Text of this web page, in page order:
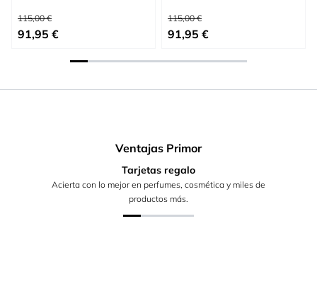
Precio habitual
115,00 €
Precio especial
91,95 €
Precio habitual
115,00 €
Precio especial
91,95 €
Ventajas Primor
Tarjetas regalo
Acierta con lo mejor en perfumes, cosmética y miles de
productos más.